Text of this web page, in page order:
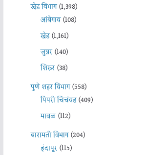
खेड विभाग(1,398)
आंबेगाव(108)
खेड(1,161)
जुन्नर(140)
शिरूर(38)
पुणे शहर विभाग(558)
पिंपरी चिचंवड(409)
मावळ(112)
बारामती विभाग(204)
इंदापूर(115)